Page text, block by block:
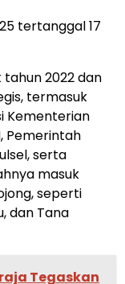
tertanggal 17
2022 dan
termasuk
Kementerian
Pemerintah
serta
masuk
seperti
dan Tana
Tegaskan